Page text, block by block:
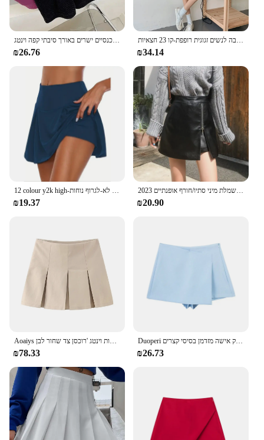
נשים מותן גבוה רטרו קוגרורי מכנסיים ישרים באורך סיבתי קפה וינטג 'rupas מנגינות נשים גותים מכנסיים
₪26.76
מכנסי קיץ חדשים מזדמנים קצרים של רגל רחבה לנשים זגוגית רופפת-קו 23 חצאיות
₪34.14
₪19.37
2023 אלגנטי של שמלת מיני סתיו/חורף אופנתיים ziplimming נשים אופנתיות חצאית עור pu
₪20.90
₪78.33
Duoperi נשים אופנה פשוט חצאית אסימטרי אישה שיק אישה מזדמן בסיסי קצרים
₪26.73